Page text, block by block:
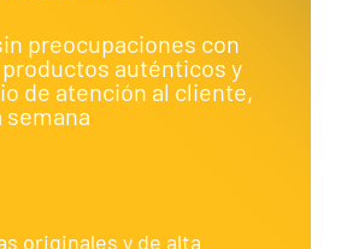
preocupaciones con
auténticos y
de atención al cliente,
semana
originales y de alta